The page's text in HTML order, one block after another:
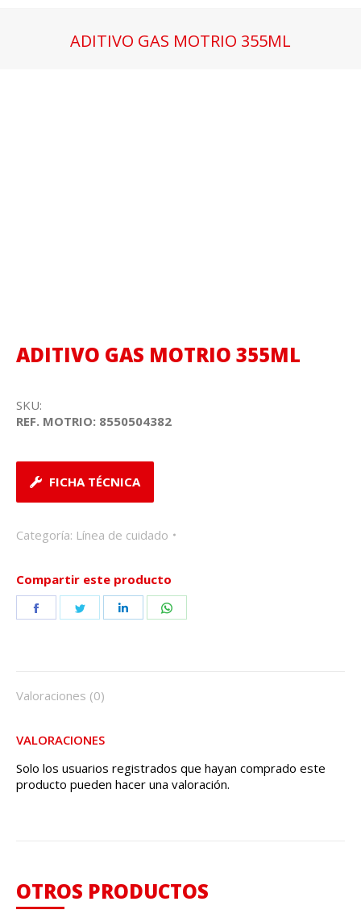
ADITIVO GAS MOTRIO 355ML
ADITIVO GAS MOTRIO 355ML
SKU:
REF. MOTRIO: 8550504382
FICHA TÉCNICA
Categoría: Línea de cuidado
Compartir este producto
Share
Share
Share
Valoraciones (0)
VALORACIONES
Solo los usuarios registrados que hayan comprado este
producto pueden hacer una valoración.
OTROS PRODUCTOS